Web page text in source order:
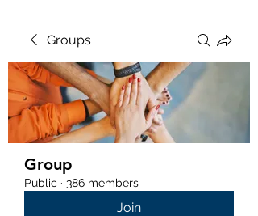
Groups
Group
Public · 386 members
Join